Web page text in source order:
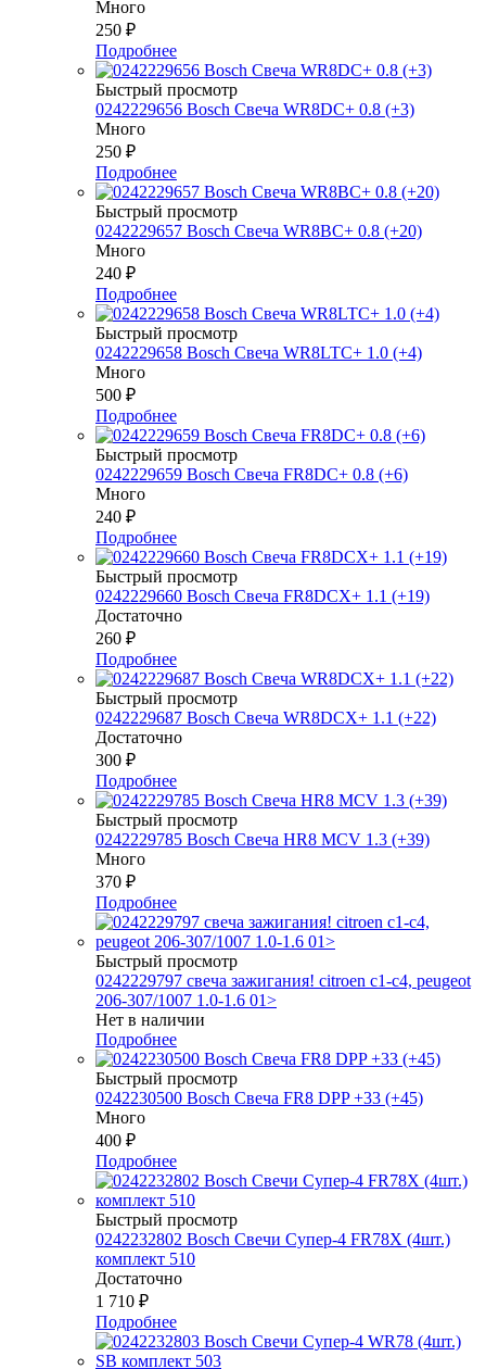
Много
250 ₽
Подробнее
Быстрый просмотр
0242229656 Bosch Свеча WR8DC+ 0.8 (+3)
Много
250 ₽
Подробнее
Быстрый просмотр
0242229657 Bosch Свеча WR8BC+ 0.8 (+20)
Много
240 ₽
Подробнее
Быстрый просмотр
0242229658 Bosch Свеча WR8LTC+ 1.0 (+4)
Много
500 ₽
Подробнее
Быстрый просмотр
0242229659 Bosch Свеча FR8DC+ 0.8 (+6)
Много
240 ₽
Подробнее
Быстрый просмотр
0242229660 Bosch Свеча FR8DCX+ 1.1 (+19)
Достаточно
260 ₽
Подробнее
Быстрый просмотр
0242229687 Bosch Свеча WR8DCX+ 1.1 (+22)
Достаточно
300 ₽
Подробнее
Быстрый просмотр
0242229785 Bosch Свеча HR8 MCV 1.3 (+39)
Много
370 ₽
Подробнее
Быстрый просмотр
0242229797 свеча зажигания! citroen c1-c4, peugeot
206-307/1007 1.0-1.6 01>
Нет в наличии
Подробнее
Быстрый просмотр
0242230500 Bosch Свеча FR8 DPP +33 (+45)
Много
400 ₽
Подробнее
Быстрый просмотр
0242232802 Bosch Свечи Супер-4 FR78Х (4шт.)
комплект 510
Достаточно
1 710 ₽
Подробнее